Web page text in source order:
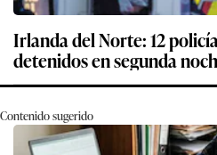
Irlanda del Norte: 12
detenidos en segunda
Contenido sugerido